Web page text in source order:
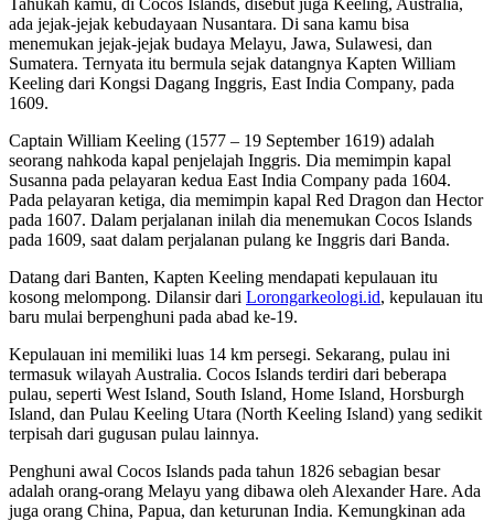
Tahukah kamu, di Cocos Islands, disebut juga Keeling, Australia,
ada jejak-jejak kebudayaan Nusantara. Di sana kamu bisa
menemukan jejak-jejak budaya Melayu, Jawa, Sulawesi, dan
Sumatera. Ternyata itu bermula sejak datangnya Kapten William
Keeling dari Kongsi Dagang Inggris, East India Company, pada
1609.
Captain William Keeling (1577 – 19 September 1619) adalah
seorang nahkoda kapal penjelajah Inggris. Dia memimpin kapal
Susanna pada pelayaran kedua East India Company pada 1604.
Pada pelayaran ketiga, dia memimpin kapal Red Dragon dan Hector
pada 1607. Dalam perjalanan inilah dia menemukan Cocos Islands
pada 1609, saat dalam perjalanan pulang ke Inggris dari Banda.
Datang dari Banten, Kapten Keeling mendapati kepulauan itu
kosong melompong. Dilansir dari Lorongarkeologi.id, kepulauan itu
baru mulai berpenghuni pada abad ke-19.
Kepulauan ini memiliki luas 14 km persegi. Sekarang, pulau ini
termasuk wilayah Australia. Cocos Islands terdiri dari beberapa
pulau, seperti West Island, South Island, Home Island, Horsburgh
Island, dan Pulau Keeling Utara (North Keeling Island) yang sedikit
terpisah dari gugusan pulau lainnya.
Penghuni awal Cocos Islands pada tahun 1826 sebagian besar
adalah orang-orang Melayu yang dibawa oleh Alexander Hare. Ada
juga orang China, Papua, dan keturunan India. Kemungkinan ada